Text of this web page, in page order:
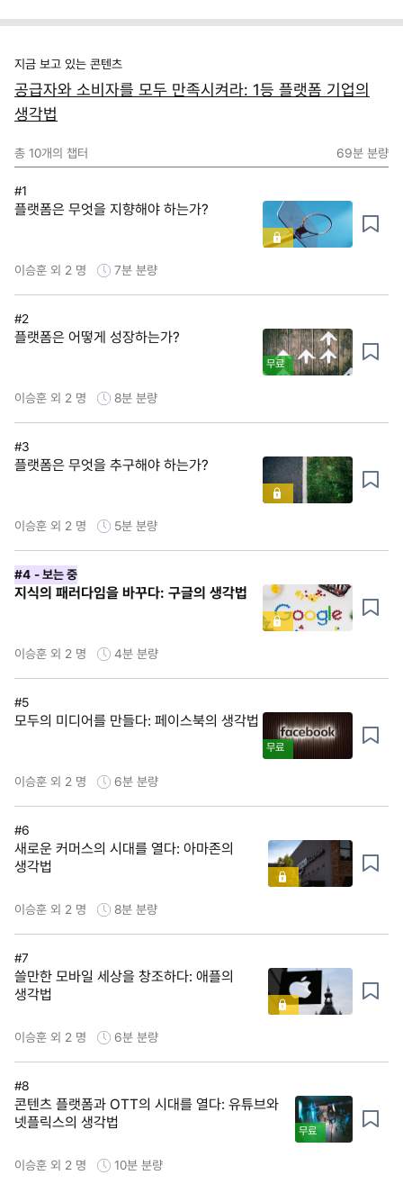
지금 보고 있는 콘텐츠
공급자와 소비자를 모두 만족시켜라: 1등 플랫폼 기업의
생각법
총 10개의 챕터 69분 분량
#1
플랫폼은 무엇을 지향해야 하는가?
이승훈 외 2 명 7분 분량
#2
플랫폼은 어떻게 성장하는가?
무료
이승훈 외 2 명 8분 분량
#3
플랫폼은 무엇을 추구해야 하는가?
이승훈 외 2 명 5분 분량
#4 - 보는 중
지식의 패러다임을 바꾸다: 구글의 생각법
이승훈 외 2 명 4분 분량
#5
모두의 미디어를 만들다: 페이스북의 생각법
무료
이승훈 외 2 명 6분 분량
#6
새로운 커머스의 시대를 열다: 아마존의
생각법
이승훈 외 2 명 8분 분량
#7
쓸만한 모바일 세상을 창조하다: 애플의
생각법
이승훈 외 2 명 6분 분량
#8
콘텐츠 플랫폼과 OTT의 시대를 열다: 유튜브와
넷플릭스의 생각법
무료
이승훈 외 2 명 10분 분량